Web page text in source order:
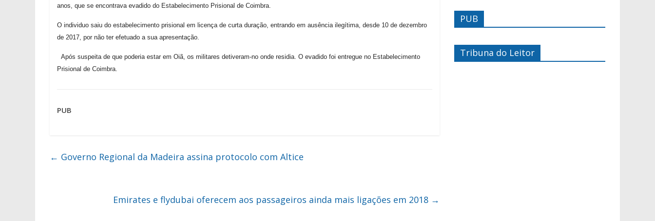
anos, que se encontrava evadido do Estabelecimento Prisional de Coimbra.
O individuo saiu do estabelecimento prisional em licença de curta duração, entrando em ausência ilegítima, desde 10 de dezembro
de 2017, por não ter efetuado a sua apresentação.
Após suspeita de que poderia estar em Oiã, os militares detiveram-no onde residia. O evadido foi entregue no Estabelecimento
Prisional de Coimbra.
PUB
← Governo Regional da Madeira assina protocolo com Altice
Emirates e flydubai oferecem aos passageiros ainda mais ligações em 2018 →
PUB
Tribuna do Leitor